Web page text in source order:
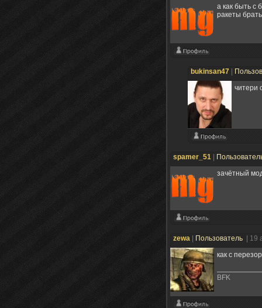
а как быть с
ракеты
bukinsan47
читери
spamer_51
зачётный
zewa Пользователь | 19
как с
BFK